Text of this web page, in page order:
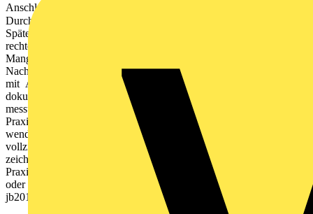
Anschlussteilen der Blitzschutzanlage,  Ergebnisse der
Durchgangsmessungen.
Später nicht mehr zugängliche Teile sind gemäß DIN 18014
rechte Installation auch nach dem Einbringen des Betons
Mangelfreiheit der Werkleistung zu belegen.
Nach Abschluss der Arbeiten wird dem Auftraggeber ein Protokoll
mit Angaben zum Gebäude, des Errichters und der
dokumentation und der messtechnische Nachweis, wie Durchgangs-
messung und ggf. auch Erdausbreitungswiderstand (abhängig
Praxistipp 1: Der Errichter der Erdungsanlage muss die ver-
wendeten Verbindungsbauteile und abgehenden
vollziehbar dokumentieren. Diese Stellen sind in der
zeichnung (Verlegeplan) eindeutig zu kennzeichnen.
Praxistipp 2: Es wird allen Gewerken, z. B. Elektroinstallateuren
oder Blitzschutzerrichtern, die auf bauseits erstellte
jb2015_et.indb 95 18.08.2014 12:53:24 Uhr